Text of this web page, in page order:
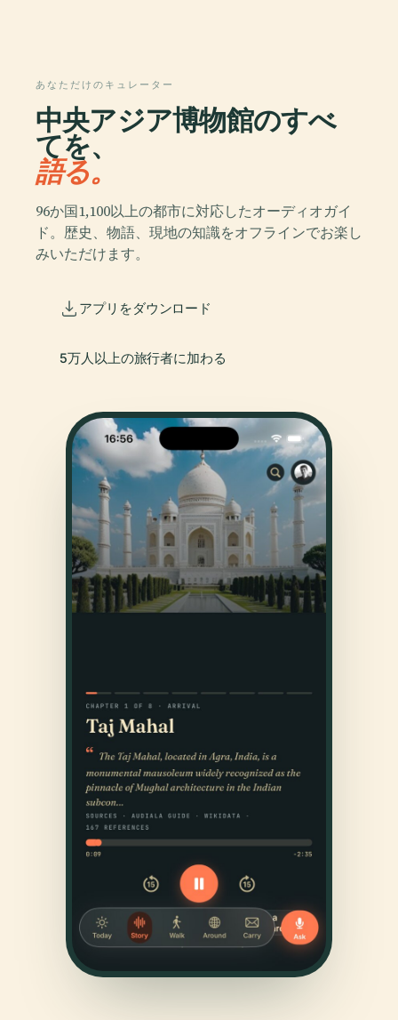
あなただけのキュレーター
中央アジア博物館のすべ
てを、
語る。
96か国1,100以上の都市に対応したオーディオガイ
ド。歴史、物語、現地の知識をオフラインでお楽し
みいただけます。
アプリをダウンロード
5万人以上の旅行者に加わる